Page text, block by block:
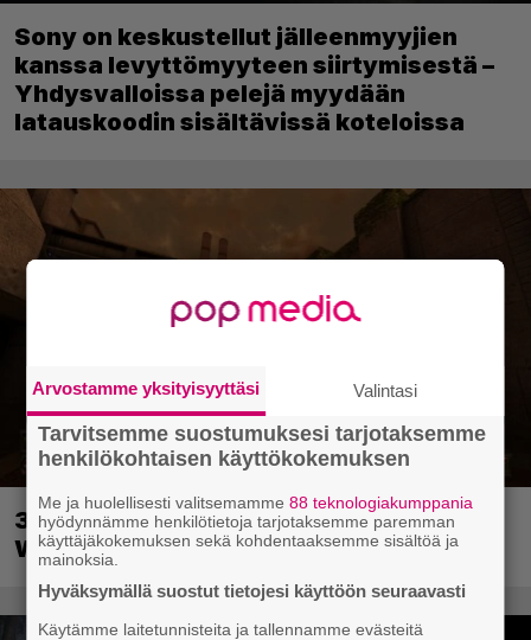
Sony on keskustellut jälleenmyyjien
kanssa levyttömyyteen siirtymisestä –
Yhdysvalloissa pelejä myydään
latauskoodin sisältävissä koteloissa
30-vuotias Quake sai uuden episodin
Wolfenstein-kehittäjiltä
Arvostamme yksityisyyttäsi Valintasi
Tarvitsemme suostumuksesi tarjotaksemme
henkilökohtaisen käyttökokemuksen
Me ja huolellisesti valitsemamme88 teknologiakumppania
hyödynnämme henkilötietoja tarjotaksemme paremman
käyttäjäkokemuksen sekä kohdentaaksemme sisältöä ja
mainoksia.
Hyväksymällä suostut tietojesi käyttöön seuraavasti
Käytämme laitetunnisteita ja tallennamme evästeitä